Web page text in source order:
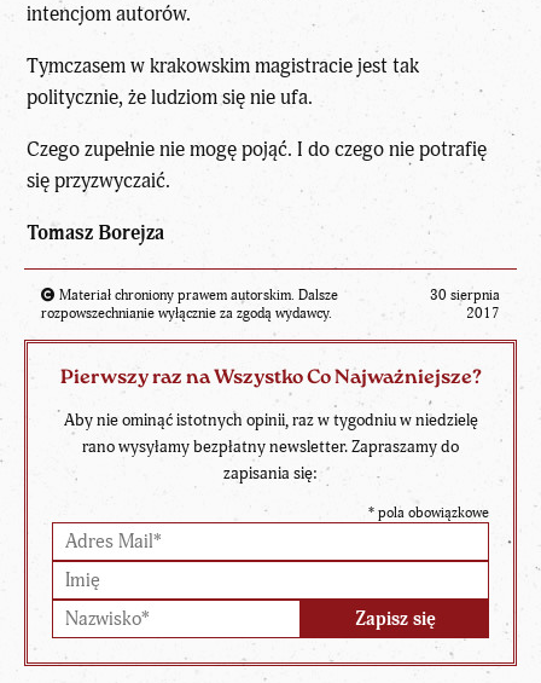
intencjom autorów.
Tymczasem w krakowskim magistracie jest tak
politycznie, że ludziom się nie ufa.
Czego zupełnie nie mogę pojąć. I do czego nie potrafię
się przyzwyczaić.
Tomasz Borejza
Materiał chroniony prawem autorskim. Dalsze
rozpowszechnianie wyłącznie za zgodą wydawcy.
30 sierpnia
2017
Pierwszy raz na Wszystko Co Najważniejsze?
Aby nie ominąć istotnych opinii, raz w tygodniu w niedzielę
rano wysyłamy bezpłatny newsletter. Zapraszamy do
zapisania się:
* pola obowiązkowe